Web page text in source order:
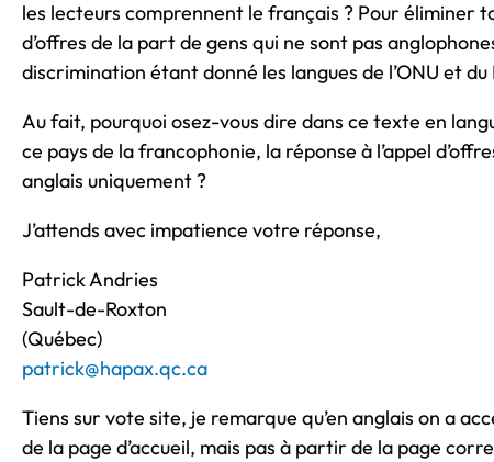
les lecteurs comprennent le français ? Pour éliminer
d’offres de la part de gens qui ne sont pas
discrimination étant donné les langues de l’ONU et du
Au fait, pourquoi osez-vous dire dans ce texte en
ce pays de la francophonie, la réponse à l’appel
anglais uniquement ?
J’attends avec impatience votre réponse,
Patrick Andries
Sault-de-Roxton
(Québec)
patrick@hapax.qc.ca
Tiens sur vote site, je remarque qu’en anglais on a
de la page d’accueil, mais pas à partir de la page